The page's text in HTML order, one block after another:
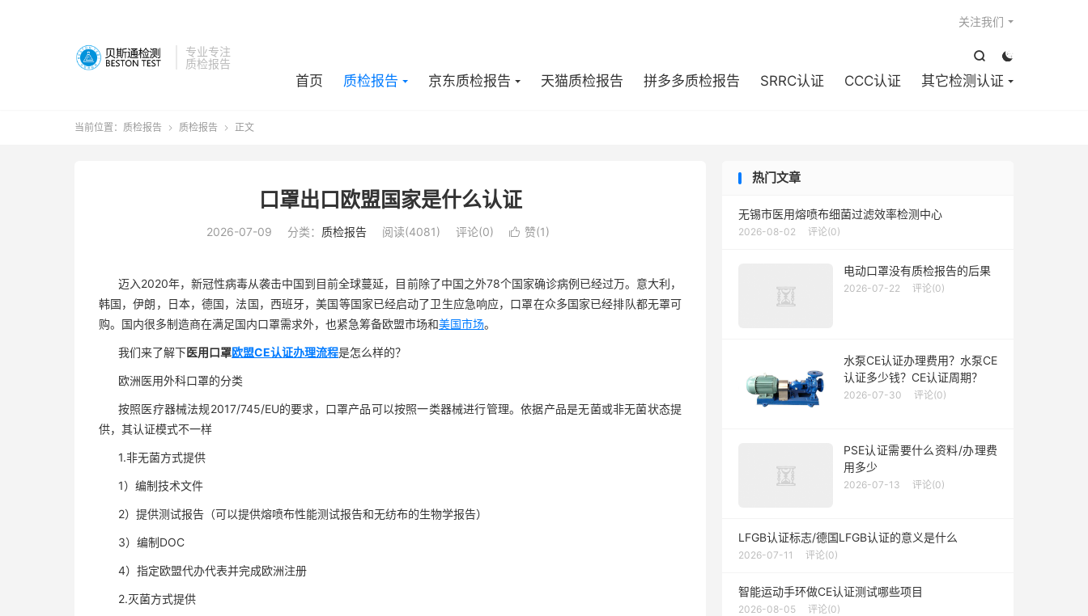
专业专注
质检报告


首页 质检报告 京东质检报告 天猫质检报告 拼多多质检报告 SRRC认证 CCC认证 其它检测认证
关注我们
当前位置： 质检报告  质检报告  正文
口罩出口欧盟国家是什么认证
2026-07-09 分类： 质检报告 阅读(4081) 评论(0)  赞(1)
迈入2020年，新冠性病毒从袭击中国到目前全球蔓延，目前除了中国之外78个国家确诊病例已经过万。意大利，
韩国，伊朗，日本，德国，法国，西班牙，美国等国家已经启动了卫生应急响应，口罩在众多国家已经排队都无罩可
购。国内很多制造商在满足国内口罩需求外，也紧急筹备欧盟市场和美国市场。
我们来了解下医用口罩欧盟CE认证办理流程是怎么样的？
欧洲医用外科口罩的分类
按照医疗器械法规2017/745/EU的要求，口罩产品可以按照一类器械进行管理。依据产品是无菌或非无菌状态提
供，其认证模式不一样
1.非无菌方式提供
1）编制技术文件
2）提供测试报告（可以提供熔喷布性能测试报告和无纺布的生物学报告）
3）编制DOC
4）指定欧盟代办代表并完成欧洲注册
2.灭菌方式提供
热门文章
无锡市医用熔喷布细菌过滤效率检测中心
2026-08-02 评论(0)
电动口罩没有质检报告的后果
2026-07-22 评论(0)
水泵CE认证办理费用？水泵CE
认证多少钱？CE认证周期？
2026-07-30 评论(0)
PSE认证需要什么资料/办理费
用多少
2026-07-13 评论(0)
LFGB认证标志/德国LFGB认证的意义是什么
2026-07-11 评论(0)
智能运动手环做CE认证测试哪些项目
2026-08-05 评论(0)